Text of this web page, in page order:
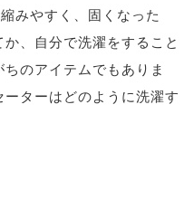
みやすく、固くなった
、自分で洗濯をすること
のアイテムでもありま
ターはどのように洗濯す